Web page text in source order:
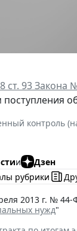
ст. 93 Закона
контроль
и
Дзен
рубрики
2013 г. № 44-
нужд"